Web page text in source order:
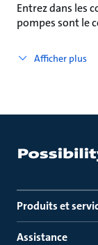
Entrez dans les
pompes sont le
Afficher plus
Produits et
Assistance